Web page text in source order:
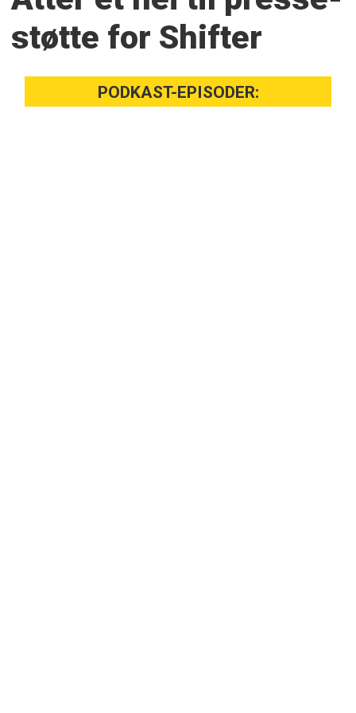
støtte for Shifter
PODKAST-EPISODER: